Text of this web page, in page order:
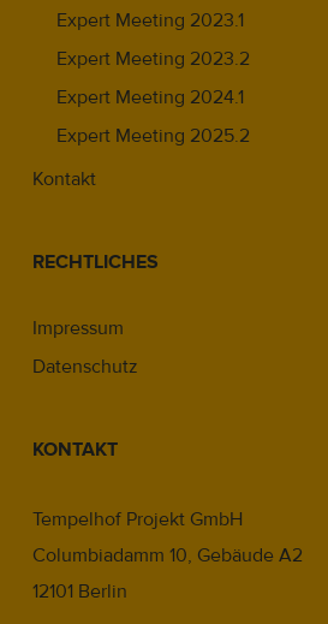
Expert Meeting 2023.1
Expert Meeting 2023.2
Expert Meeting 2024.1
Expert Meeting 2025.2
Kontakt
RECHTLICHES
Impressum
Datenschutz
KONTAKT
Tempelhof Projekt GmbH
Columbiadamm 10, Gebäude A2
12101 Berlin